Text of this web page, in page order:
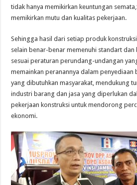
tidak hanya memikirkan keuntungan
memikirkan mutu dan kualitas pekerjaan.
Sehingga hasil dari setiap produk
selain benar-benar memenuhi standart
sesuai peraturan perundang-undangan
memainkan peranannya dalam
yang dibutuhkan masyarakat, mendukung
industri barang dan jasa yang diperlukan
pekerjaan konstruksi untuk mendorong
ekonomi.